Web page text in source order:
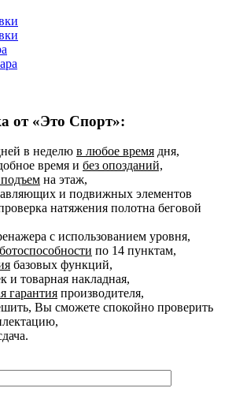
от «Это Спорт»:
в неделю в любое время дня,
время и без опозданий,
на этаж,
и подвижных элементов
натяжения полотна беговой
с использованием уровня,
по 14 пунктам,
базовых функций,
и товарная накладная,
гарантия производителя,
Вы сможете спокойно проверить